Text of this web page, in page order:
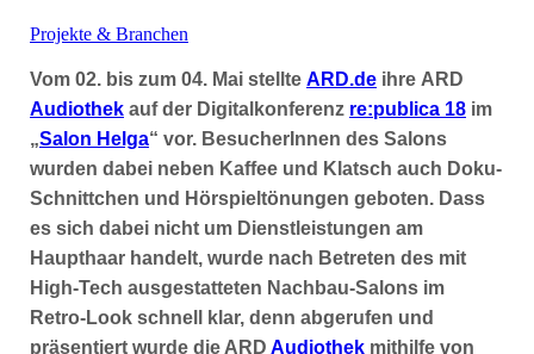
Projekte & Branchen
Vom 02. bis zum 04. Mai stellte ARD.de ihre ARD
Audiothek auf der Digitalkonferenz re:publica 18 im
„Salon Helga“ vor. BesucherInnen des Salons
wurden dabei neben Kaffee und Klatsch auch Doku-
Schnittchen und Hörspieltönungen geboten. Dass
es sich dabei nicht um Dienstleistungen am
Haupthaar handelt, wurde nach Betreten des mit
High-Tech ausgestatteten Nachbau-Salons im
Retro-Look schnell klar, denn abgerufen und
präsentiert wurde die ARD Audiothek mithilfe von